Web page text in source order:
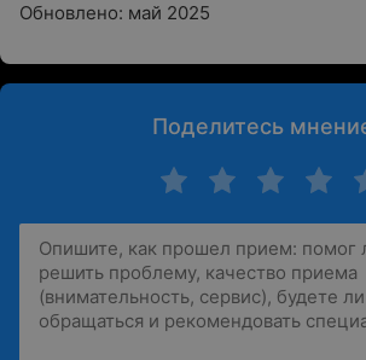
Обновлено: май 2025
Поделитесь